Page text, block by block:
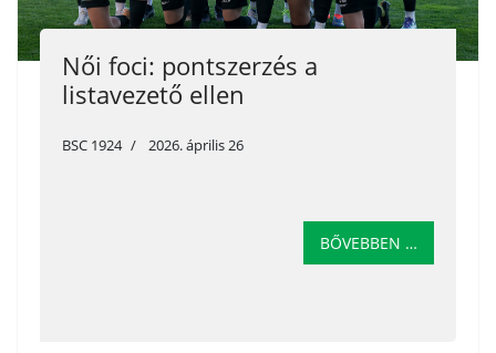
Női foci: pontszerzés a
listavezető ellen
BSC 1924 2026. április 26
BŐVEBBEN …